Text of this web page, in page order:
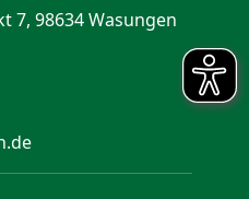
7, 98634 Wasungen